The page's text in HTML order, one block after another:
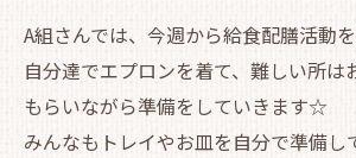
A組さんでは、今週から給食配膳活動
自分達でエプロンを着て、難しい所は
もらいながら準備をしていきます☆
みんなもトレイやお皿を自分で準備し